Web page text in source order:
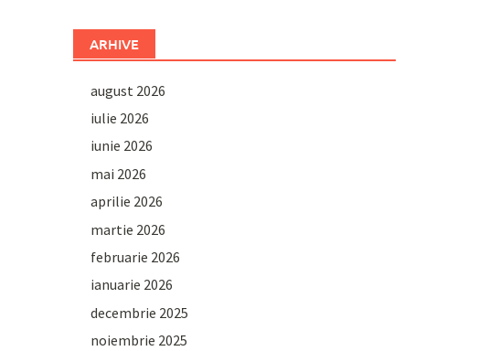
ARHIVE
august 2026
iulie 2026
iunie 2026
mai 2026
aprilie 2026
martie 2026
februarie 2026
ianuarie 2026
decembrie 2025
noiembrie 2025